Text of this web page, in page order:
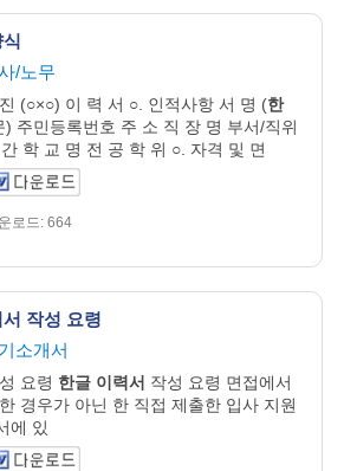
/노무
(○×○) 이 력 서 ○. 인적사항 서 명 (한
주민등록번호 주 소 직 장 명 부서/직위
학 교 명 전 공 학 위 ○. 자격 및 면
로드: 664
작성 요령
소개서
요령 한글 이력서 작성 요령 면접에서
경우가 아닌 한 직접 제출한 입사 지원
에 있